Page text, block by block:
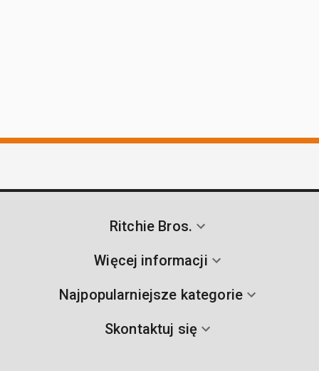
Ritchie Bros.
Więcej informacji
Najpopularniejsze kategorie
Skontaktuj się